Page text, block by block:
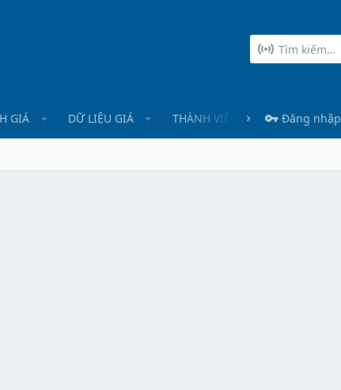
GIÁ DỮ LIỆU GIÁ THÀNH VIÊN Đăng nhập